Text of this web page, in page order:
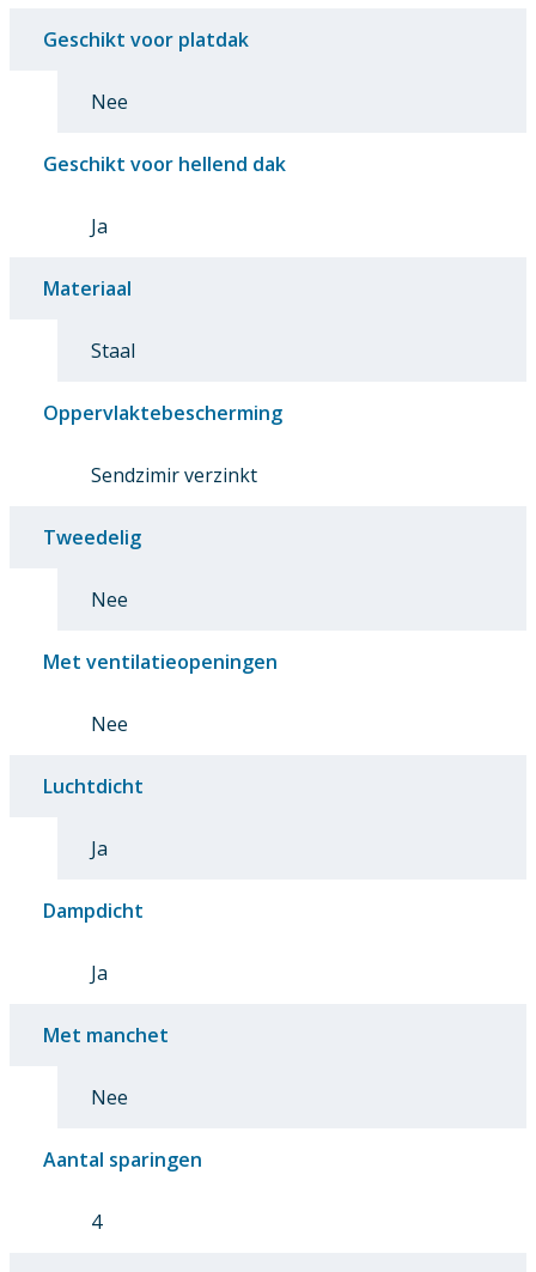
Geschikt voor platdak
Nee
Geschikt voor hellend dak
Ja
Materiaal
Staal
Oppervlaktebescherming
Sendzimir verzinkt
Tweedelig
Nee
Met ventilatieopeningen
Nee
Luchtdicht
Ja
Dampdicht
Ja
Met manchet
Nee
Aantal sparingen
4